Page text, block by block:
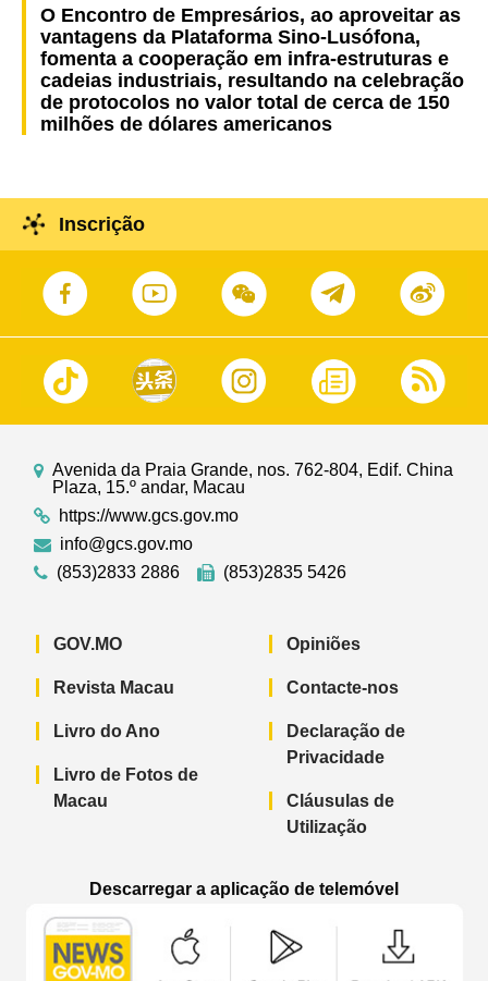
O Encontro de Empresários, ao aproveitar as
vantagens da Plataforma Sino-Lusófona,
fomenta a cooperação em infra-estruturas e
cadeias industriais, resultando na celebração
de protocolos no valor total de cerca de 150
milhões de dólares americanos
Inscrição
Avenida da Praia Grande, nos. 762-804, Edif. China
Plaza, 15.º andar, Macau
https://www.gcs.gov.mo
info@gcs.gov.mo
(853)2833 2886
(853)2835 5426
GOV.MO
Revista Macau
Livro do Ano
Livro de Fotos de
Macau
Opiniões
Contacte-nos
Declaração de
Privacidade
Cláusulas de
Utilização
Descarregar a aplicação de telemóvel